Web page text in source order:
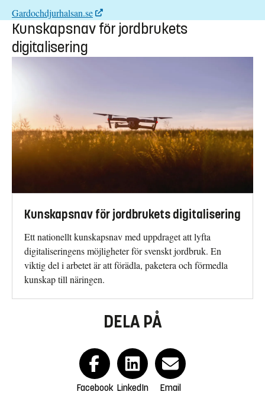
Gardochdjurhalsan.se
Kunskapsnav för jordbrukets
digitalisering
Kunskapsnav för jordbrukets digitalisering
Ett nationellt kunskapsnav med uppdraget att lyfta
digitaliseringens möjligheter för svenskt jordbruk. En
viktig del i arbetet är att förädla, paketera och förmedla
kunskap till näringen.
DELA PÅ
Facebook LinkedIn Email